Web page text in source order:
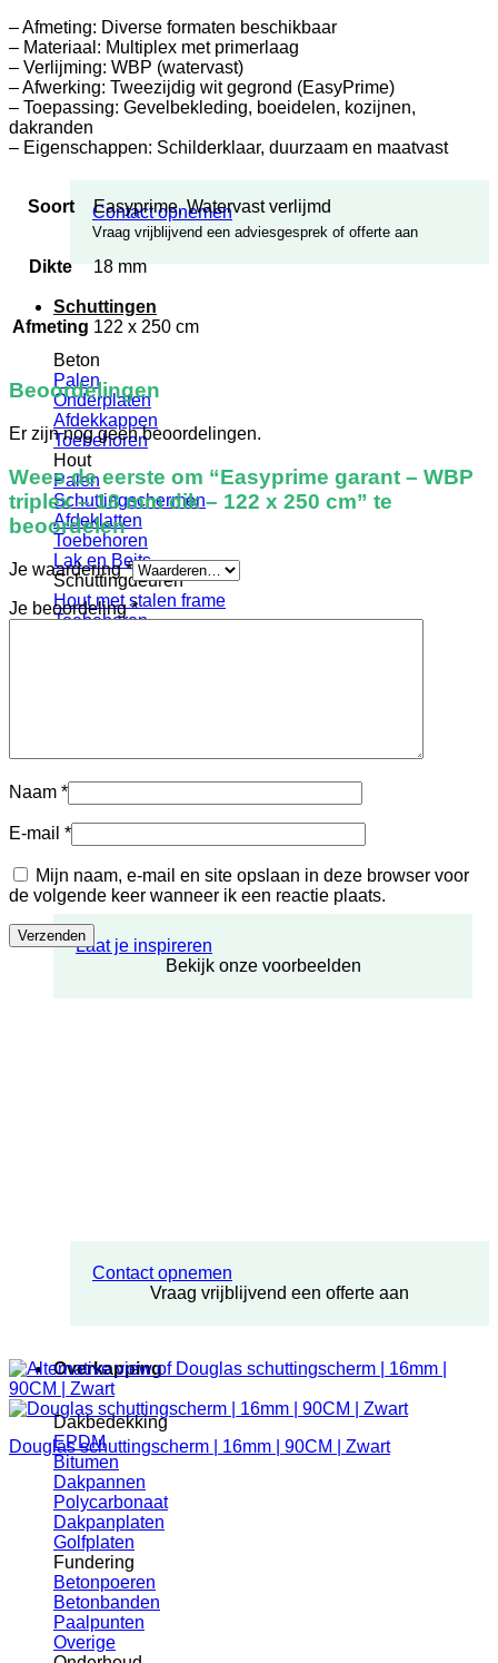
Contact opnemen
Vraag vrijblijvend een adviesgesprek of offerte aan
Schuttingen
Beton
Palen
Onderplaten
Afdekkappen
Toebehoren
Hout
Palen
Schuttingschermen
Afdeklatten
Toebehoren
Lak en Beits
Schuttingdeuren
Hout met stalen frame
Toebehoren
Laat je inspireren
Bekijk onze voorbeelden
Contact opnemen
Vraag vrijblijvend een offerte aan
Overkapping
Dakbedekking
EPDM
Bitumen
Dakpannen
Polycarbonaat
Dakpanplaten
Golfplaten
Fundering
Betonpoeren
Betonbanden
Paalpunten
Overige
– Afmeting: Diverse formaten beschikbaar
– Materiaal: Multiplex met primerlaag
– Verlijming: WBP (watervast)
– Afwerking: Tweezijdig wit gegrond (EasyPrime)
– Toepassing: Gevelbekleding, boeidelen, kozijnen,
dakranden
– Eigenschappen: Schilderklaar, duurzaam en maatvast
Soort Easyprime, Watervast verlijmd
Dikte 18 mm
Afmeting 122 x 250 cm
Beoordelingen
Er zijn nog geen beoordelingen.
Wees de eerste om “Easyprime garant – WBP
triplex – 18 mm dik – 122 x 250 cm” te
beoordelen
Je waardering*
Je beoordeling*
Naam *
E-mail *
Mijn naam, e-mail en site opslaan in deze browser voor
de volgende keer wanneer ik een reactie plaats.
Douglas schuttingscherm | 16mm | 90CM | Zwart